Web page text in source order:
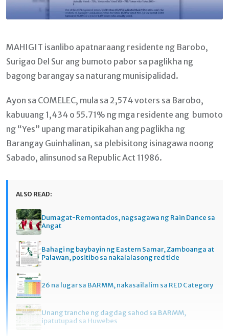
MAHIGIT isanlibo apatnaraang residente ng Barobo,
Surigao Del Sur ang bumoto pabor sa paglikha ng
bagong barangay sa naturang munisipalidad.
Ayon sa COMELEC, mula sa 2,574 voters sa Barobo,
kabuuang 1,434 o 55.71% ng mga residente ang bumoto
ng “Yes” upang maratipikahan ang paglikha ng
Barangay Guinhalinan, sa plebisitong isinagawa noong
Sabado, alinsunod sa Republic Act 11986.
ALSO READ:
Dumagat-Remontados, nagsagawa ng Rain Dance sa
Angat
Bahagi ng baybayin ng Eastern Samar, Zamboanga at
Palawan, positibo sa nakalalasong red tide
26 na lugar sa BARMM, nakasailalim sa RED Category
Unang tranche ng dagdag sahod sa BARMM,
ipatutupad sa Huwebes